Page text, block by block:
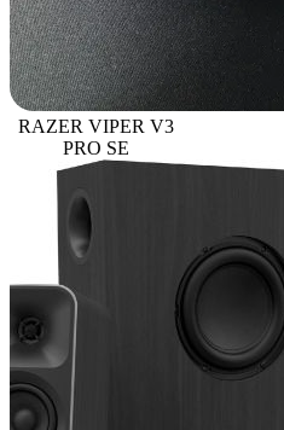
RAZER VIPER V3
PRO SE